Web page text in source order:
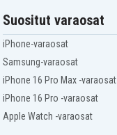
Suositut varaosat
iPhone-varaosat
Samsung-varaosat
iPhone 16 Pro Max -varaosat
iPhone 16 Pro -varaosat
Apple Watch -varaosat